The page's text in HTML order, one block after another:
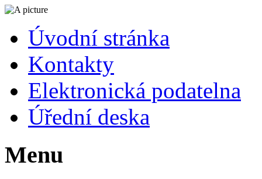
Úvodní stránka
Kontakty
Elektronická podatelna
Úřední deska
Menu